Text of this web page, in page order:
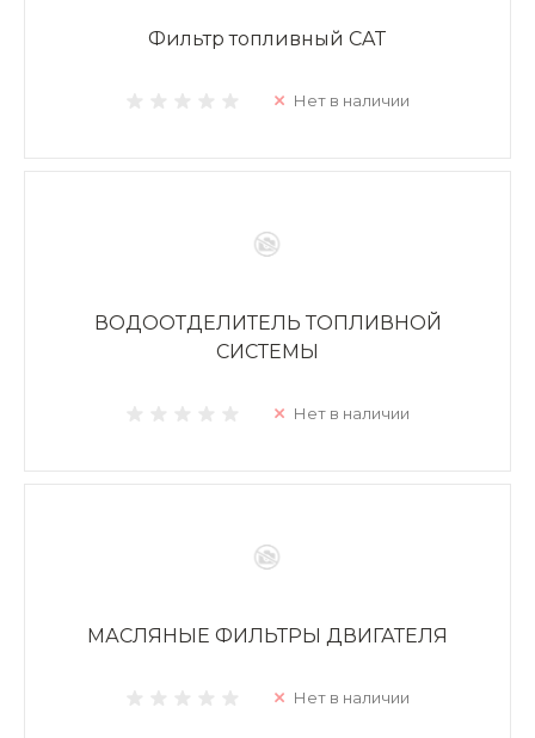
Фильтр топливный CAT
Нет в наличии
ВОДООТДЕЛИТЕЛЬ ТОПЛИВНОЙ
СИСТЕМЫ
Нет в наличии
МАСЛЯНЫЕ ФИЛЬТРЫ ДВИГАТЕЛЯ
Нет в наличии